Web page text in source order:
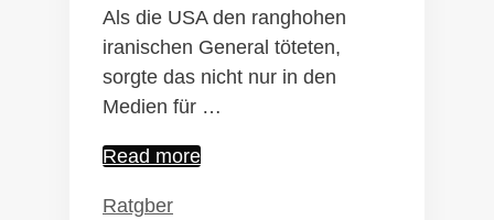
Als die USA den ranghohen
iranischen General töteten,
sorgte das nicht nur in den
Medien für …
Read moreBitcoin
Kategorien
Ratgber